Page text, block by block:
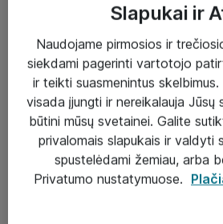
Paslaugos
Sprendimai
Įgyvendinti projektai
Atea ekspertų patarimai verslui
Slapukai ir
Naudojame pirmosios ir
siekdami pagerinti vartotojo
ir teikti suasmenintus
visada įjungti ir nereikalauja Jūsų
būtini mūsų svetainei. Galite
privalomais slapukais ir valdyti
spustelėdami žemiau, arba
Privatumo nustatymuose.